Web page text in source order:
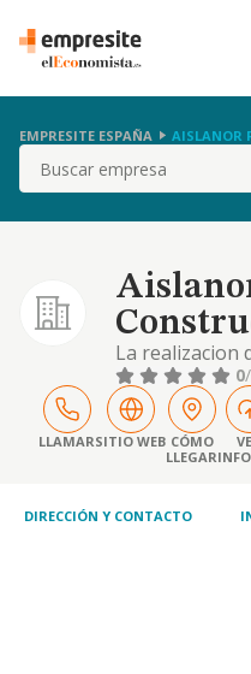
EMPRESITE ESPAÑA AISLANOR
Buscar
La realizacion
intermediacion
internacional,
0
LLAMARSITIO WEB CÓMO
LLEGAR
DIRECCIÓN Y CONTACTO